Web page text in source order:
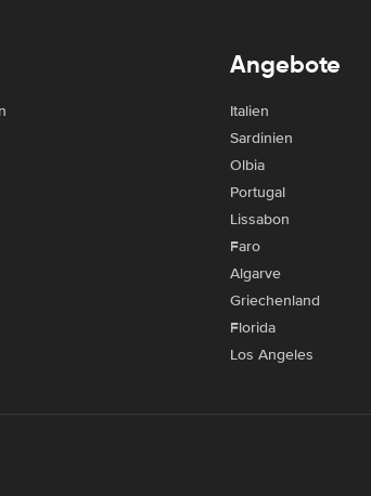
Angebote
Italien
Sardinien
Olbia
Portugal
Lissabon
Faro
Algarve
Griechenland
Florida
Los Angeles